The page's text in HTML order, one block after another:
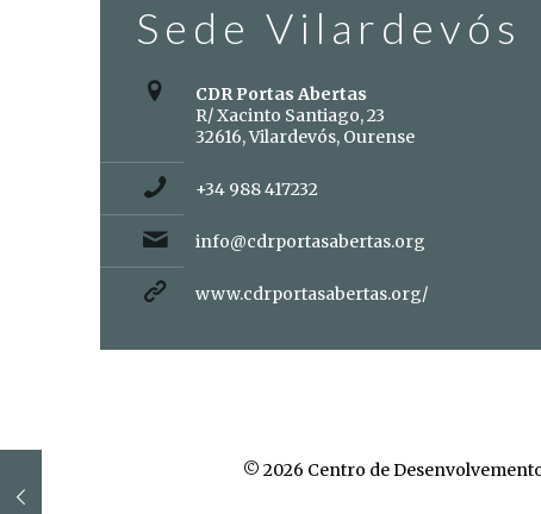
Sede Vilardevós
CDR Portas Abertas
R/ Xacinto Santiago, 23
32616, Vilardevós, Ourense
+34 988 417232
info@cdrportasabertas.org
www.cdrportasabertas.org/
© 2026 Centro de